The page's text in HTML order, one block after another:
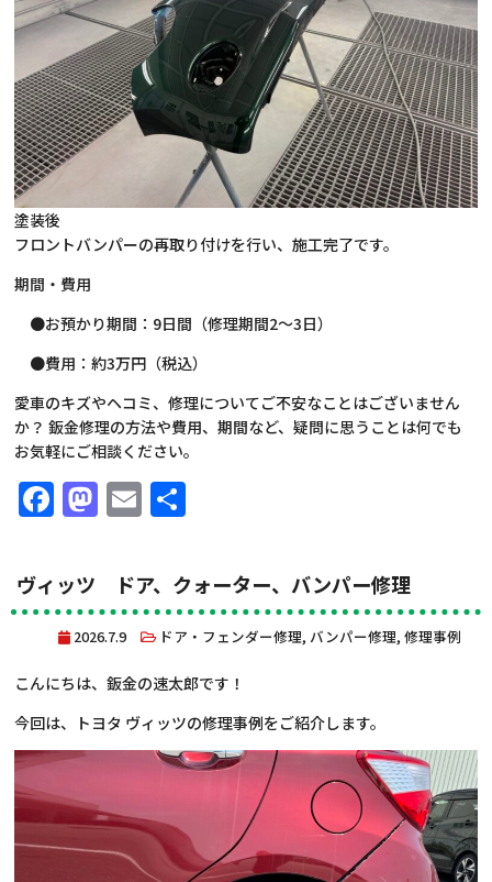
塗装後
フロントバンパーの再取り付けを行い、施工完了です。
期間・費用
●お預かり期間：9日間（修理期間2～3日）
●費用：約3万円（税込）
愛車のキズやヘコミ、修理についてご不安なことはございません
か？ 鈑金修理の方法や費用、期間など、疑問に思うことは何でも
お気軽にご相談ください。
Facebook
Mastodon
Email
ヴィッツ ドア、クォーター、バンパー修理
2026.7.9 ドア・フェンダー修理,バンパー修理,修理事例
こんにちは、鈑金の速太郎です！
今回は、トヨタ ヴィッツの修理事例をご紹介します。